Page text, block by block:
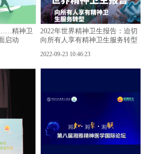
……精神卫
启动
2022年世界精神卫生报告：迫切
向所有人享有精神卫生服务转型
2022-09-23 10:46:23